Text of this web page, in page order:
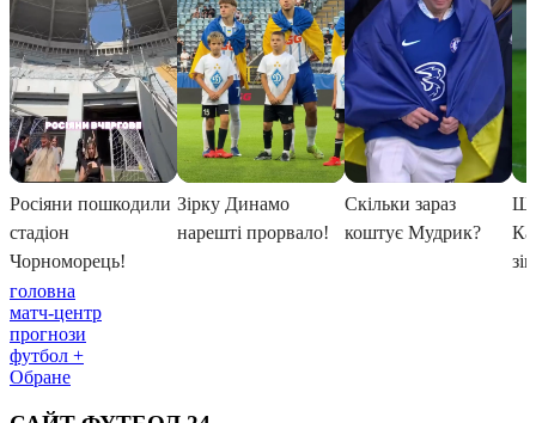
головна
матч-центр
прогнози
футбол +
Обране